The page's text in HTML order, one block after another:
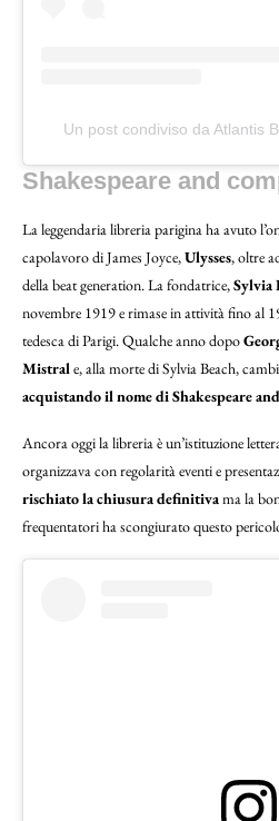
Un post condiviso da Atlantis
Shakespeare and
La leggendaria libreria parigina ha avuto
capolavoro di James Joyce,Ulysses, oltre
della beat generation. La fondatrice,Sylvia
novembre 1919 e rimase in attività fino al
tedesca di Parigi. Qualche anno dopo
Mistrale, alla morte di Sylvia Beach,
acquistando il nome di Shakespeare
Ancora oggi la libreria è un’istituzione
organizzava con regolarità eventi e
rischiato la chiusura definitivama la
frequentatori ha scongiurato questo